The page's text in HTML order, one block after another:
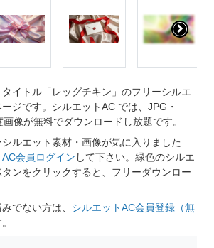
イトル「レッグチキン」のフリーシルエ
ジです。シルエットAC では、JPG・
像が無料でダウンロードし放題です。
ルエット素材・画像が気に入りました
会員ログイン して下さい。緑色のシルエ
ンをクリックすると、フリーダウンロー
でない方は、 シルエットAC会員登録（無